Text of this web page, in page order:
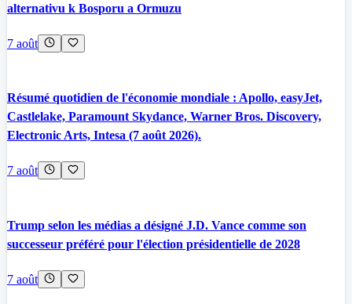
alternativu k Bosporu a Ormuzu
7 août
Résumé quotidien de l'économie mondiale : Apollo, easyJet,
Castlelake, Paramount Skydance, Warner Bros. Discovery,
Electronic Arts, Intesa (7 août 2026).
7 août
Trump selon les médias a désigné J.D. Vance comme son
successeur préféré pour l'élection présidentielle de 2028
7 août